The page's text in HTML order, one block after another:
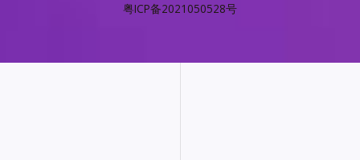
粤ICP备2021050528号